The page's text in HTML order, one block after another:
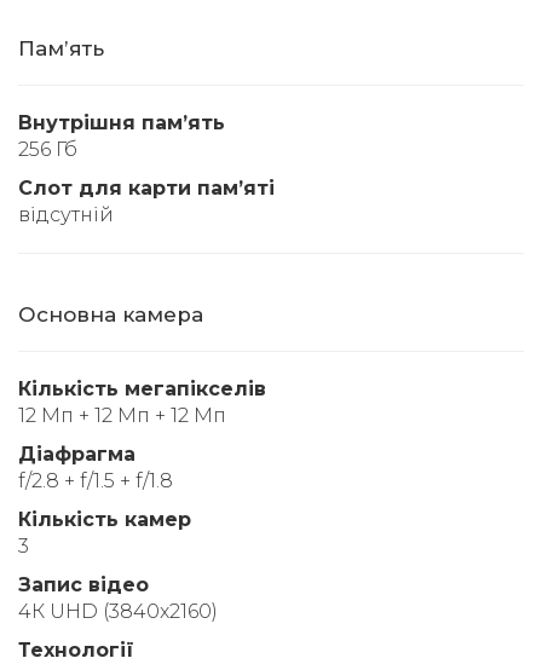
Памʼять
Внутрішня памʼять
256 Гб
Слот для карти памʼяті
відсутній
Основна камера
Кількість мегапікселів
12 Мп + 12 Мп + 12 Мп
Діафрагма
f/2.8 + f/1.5 + f/1.8
Кількість камер
3
Запис відео
4К UHD (3840x2160)
Технології